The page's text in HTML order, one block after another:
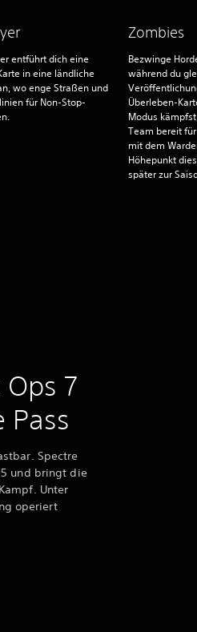
entführt dich eine
in eine ländliche
wo enge Straßen und
für Non-Stop-
Zombies
Bezwinge
während du
Überleben-
Modus
Team bereit
mit dem
Höhepunkt
später zur
7
Pass
Spectre
und bringt die
Unter
operiert